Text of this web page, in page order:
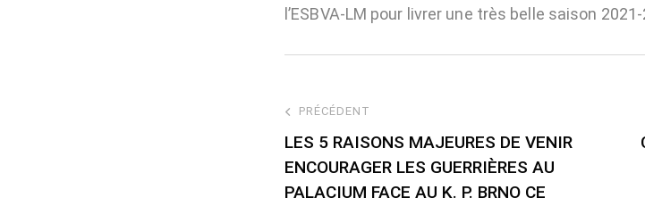
l’ESBVA-LM pour livrer une très belle saison
PRÉCÉDENT
LES 5 RAISONS MAJEURES DE VENIR
ENCOURAGER LES GUERRIÈRES AU
PALACIUM FACE AU K. P. BRNO CE